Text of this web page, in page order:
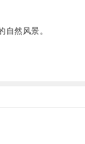
然风景。